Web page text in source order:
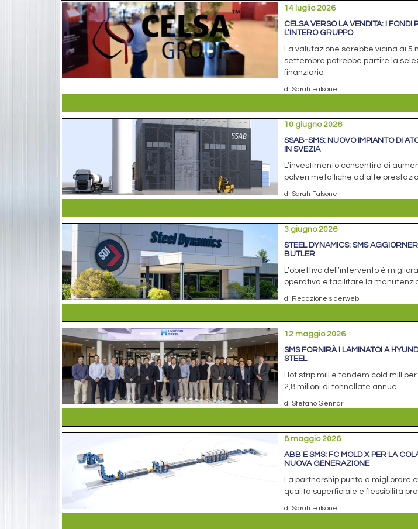
14 luglio 2026
CELSA VERSO LA VENDITA: I FONDI
L’INTERO GRUPPO
La valutazione sarebbe vicina ai 5
settembre potrebbe partire la
finanziario
di Sarah Falsone
10 giugno 2026
SSAB-SMS: NUOVO IMPIANTO DI
IN SVEZIA
L’investimento consentirà di
polveri metalliche ad alte
di Sarah Falsone
3 giugno 2026
STEEL DYNAMICS: SMS
BUTLER
L’obiettivo dell’intervento è
operativa e facilitare la
di Redazione siderweb
12 maggio 2026
SMS FORNIRÀ I LAMINATOI A
STEEL
Hot strip mill e tandem cold mill
2,8 milioni di tonnellate annue
di Stefano Gennari
8 maggio 2026
ABB E SMS: FC MOLD X PER LA
NUOVA GENERAZIONE
La partnership punta a migliorare
qualità superficiale e flessibilità
di Sarah Falsone